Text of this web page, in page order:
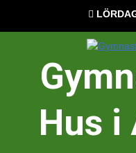
innehåll
Hus i